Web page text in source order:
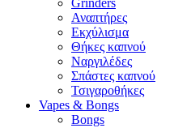
Αναπτήρες
Εκχύλισμα
Θήκες καπνού
Ναργιλέδες
Σπάστες καπνού
Τσιγαροθήκες
Vapes & Bongs
Bongs